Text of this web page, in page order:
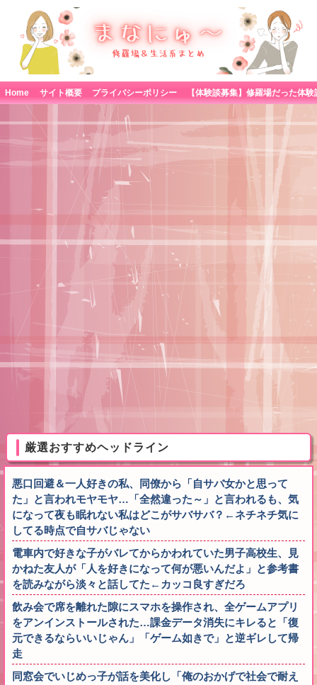
Home サイト概要 プライバシーポリシー
厳選おすすめヘッドライン
悪口回避＆一人好きの私、同僚から「自サバ女かと思って
た」と言われモヤモヤ…「全然違った～」と言われるも、気
になって夜も眠れない私はどこがサバサバ？←ネチネチ気に
してる時点で自サバじゃない
電車内で好きな子がバレてからかわれていた男子高校生、見
かねた友人が「人を好きになって何が悪いんだよ」と参考書
を読みながら淡々と話してた←カッコ良すぎだろ
飲み会で席を離れた隙にスマホを操作され、全ゲームアプリ
をアンインストールされた…課金データ消失にキレると「復
元できるならいいじゃん」「ゲーム如きで」と逆ギレして帰
走
同窓会でいじめっ子が話を美化し「俺のおかげで社会で耐え